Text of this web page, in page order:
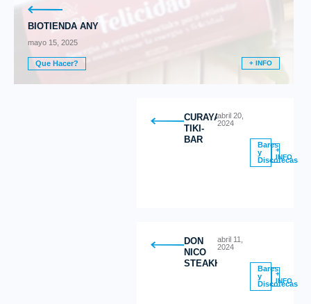
BIOTIENDA ANY
mayo 15, 2025
Que Hacer? + INFO
CURAYACU
TIKI-
BAR
abril 20,
2024
Bares
y
Discotecas
+
INFO
DON
NICO
STEAKHOUSE
abril 11,
2024
Bares
y
Discotecas
+
INFO